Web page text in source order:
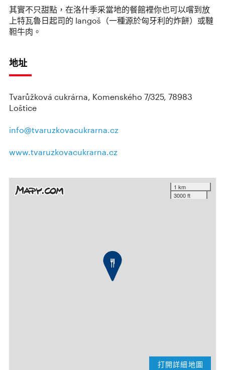
其實不只甜點，在洛什季采當地的餐館裡你也可以嚐到放
上特瓦魯日起司的 langoš（一種源於匈牙利的炸餅）或韃
靼牛肉。
地址
Tvarůžková cukrárna, Komenského 7/325, 78983
Loštice
info@tvaruzkovacukrarna.cz
www.tvaruzkovacukrarna.cz
1 km
3000 ft
打開詳細地圖